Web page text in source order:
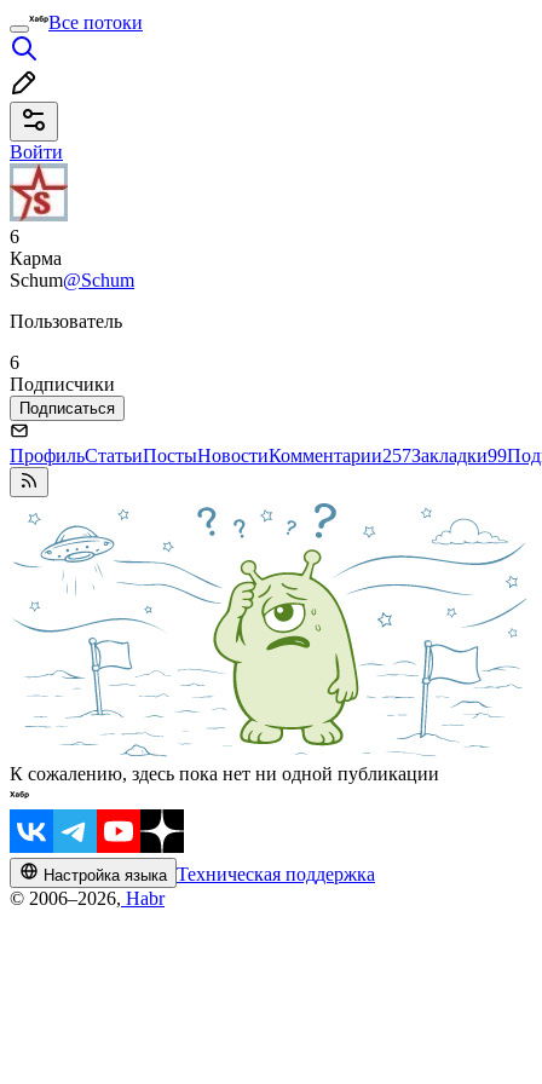
Все потоки
Войти
6
Карма
Schum@Schum
Пользователь
6
Подписчики
Подписаться
ПрофильСтатьиПостыНовостиКомментарии257Закладки99
К сожалению, здесь пока нет ни одной публикации
Настройка языка Техническая поддержка
© 2006–2026, Habr